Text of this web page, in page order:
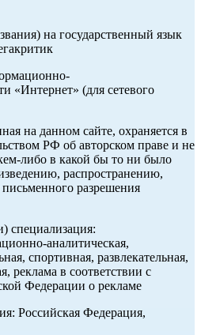
на государственный язык
«Интернет» (для сетевого
на данном сайте, охраняется в
РФ об авторском праве и не
либо в какой бы то ни было
распространению,
письменного разрешения
специализация:
аналитическая,
спортивная, развлекательная,
реклама в соответствии с
Федерации о рекламе
Российская Федерация,